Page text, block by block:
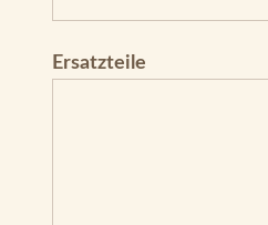
Produktgalerie überspringen
Ersatzteile